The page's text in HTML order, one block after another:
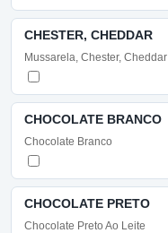
CHESTER, CHEDDAR
Mussarela, Chester, Cheddar
CHOCOLATE BRANCO
Chocolate Branco
CHOCOLATE PRETO
Chocolate Preto Ao Leite